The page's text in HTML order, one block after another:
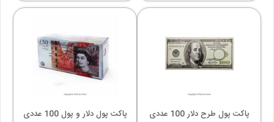
پاکت پول دلار و پول 100 عددی پاکت پول طرح دلار 100 عددی